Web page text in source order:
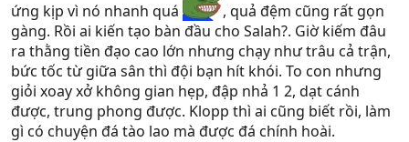
ứng kịp vì nó nhanh quá
, quả đệm cũng rất gọn
gàng. Rồi ai kiến tạo bàn đầu cho Salah?. Giờ kiếm đâu
ra thằng tiền đạo cao lớn nhưng chạy như trâu cả trận,
bức tốc từ giữa sân thì đội bạn hít khói. To con nhưng
giỏi xoay xở không gian hẹp, đập nhả 1 2, dạt cánh
được, trung phong được. Klopp thì ai cũng biết rồi, làm
gì có chuyện đá tào lao mà được đá chính hoài.